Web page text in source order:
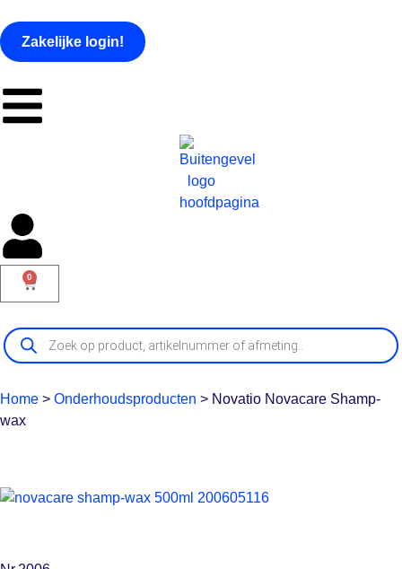
Zakelijke login!
0
Home > Onderhoudsproducten > Novatio Novacare Shamp-
wax